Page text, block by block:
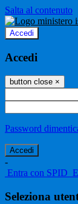
Salta al contenuto
Accedi
Accedi
button close ×
Password
-
Entra con SPID
Seleziona